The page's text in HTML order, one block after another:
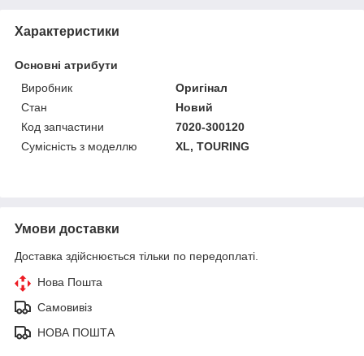
Характеристики
Основні атрибути
Виробник
Оригінал
Стан
Новий
Код запчастини
7020-300120
Сумісність з моделлю
XL, TOURING
Умови доставки
Доставка здійснюється тільки по передоплаті.
Нова Пошта
Самовивіз
НОВА ПОШТА